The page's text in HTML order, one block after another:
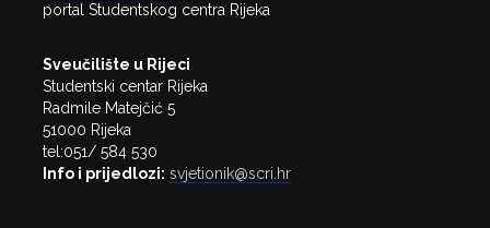
portal Studentskog centra Rijeka
Sveučilište u Rijeci
Studentski centar Rijeka
Radmile Matejčić 5
51000 Rijeka
tel:051/ 584 530
Info i prijedlozi: svjetionik@scri.hr